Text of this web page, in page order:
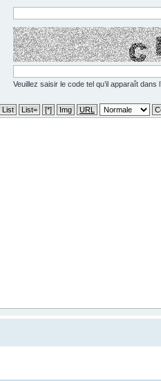
Veuillez saisir le code tel qu’il apparaît